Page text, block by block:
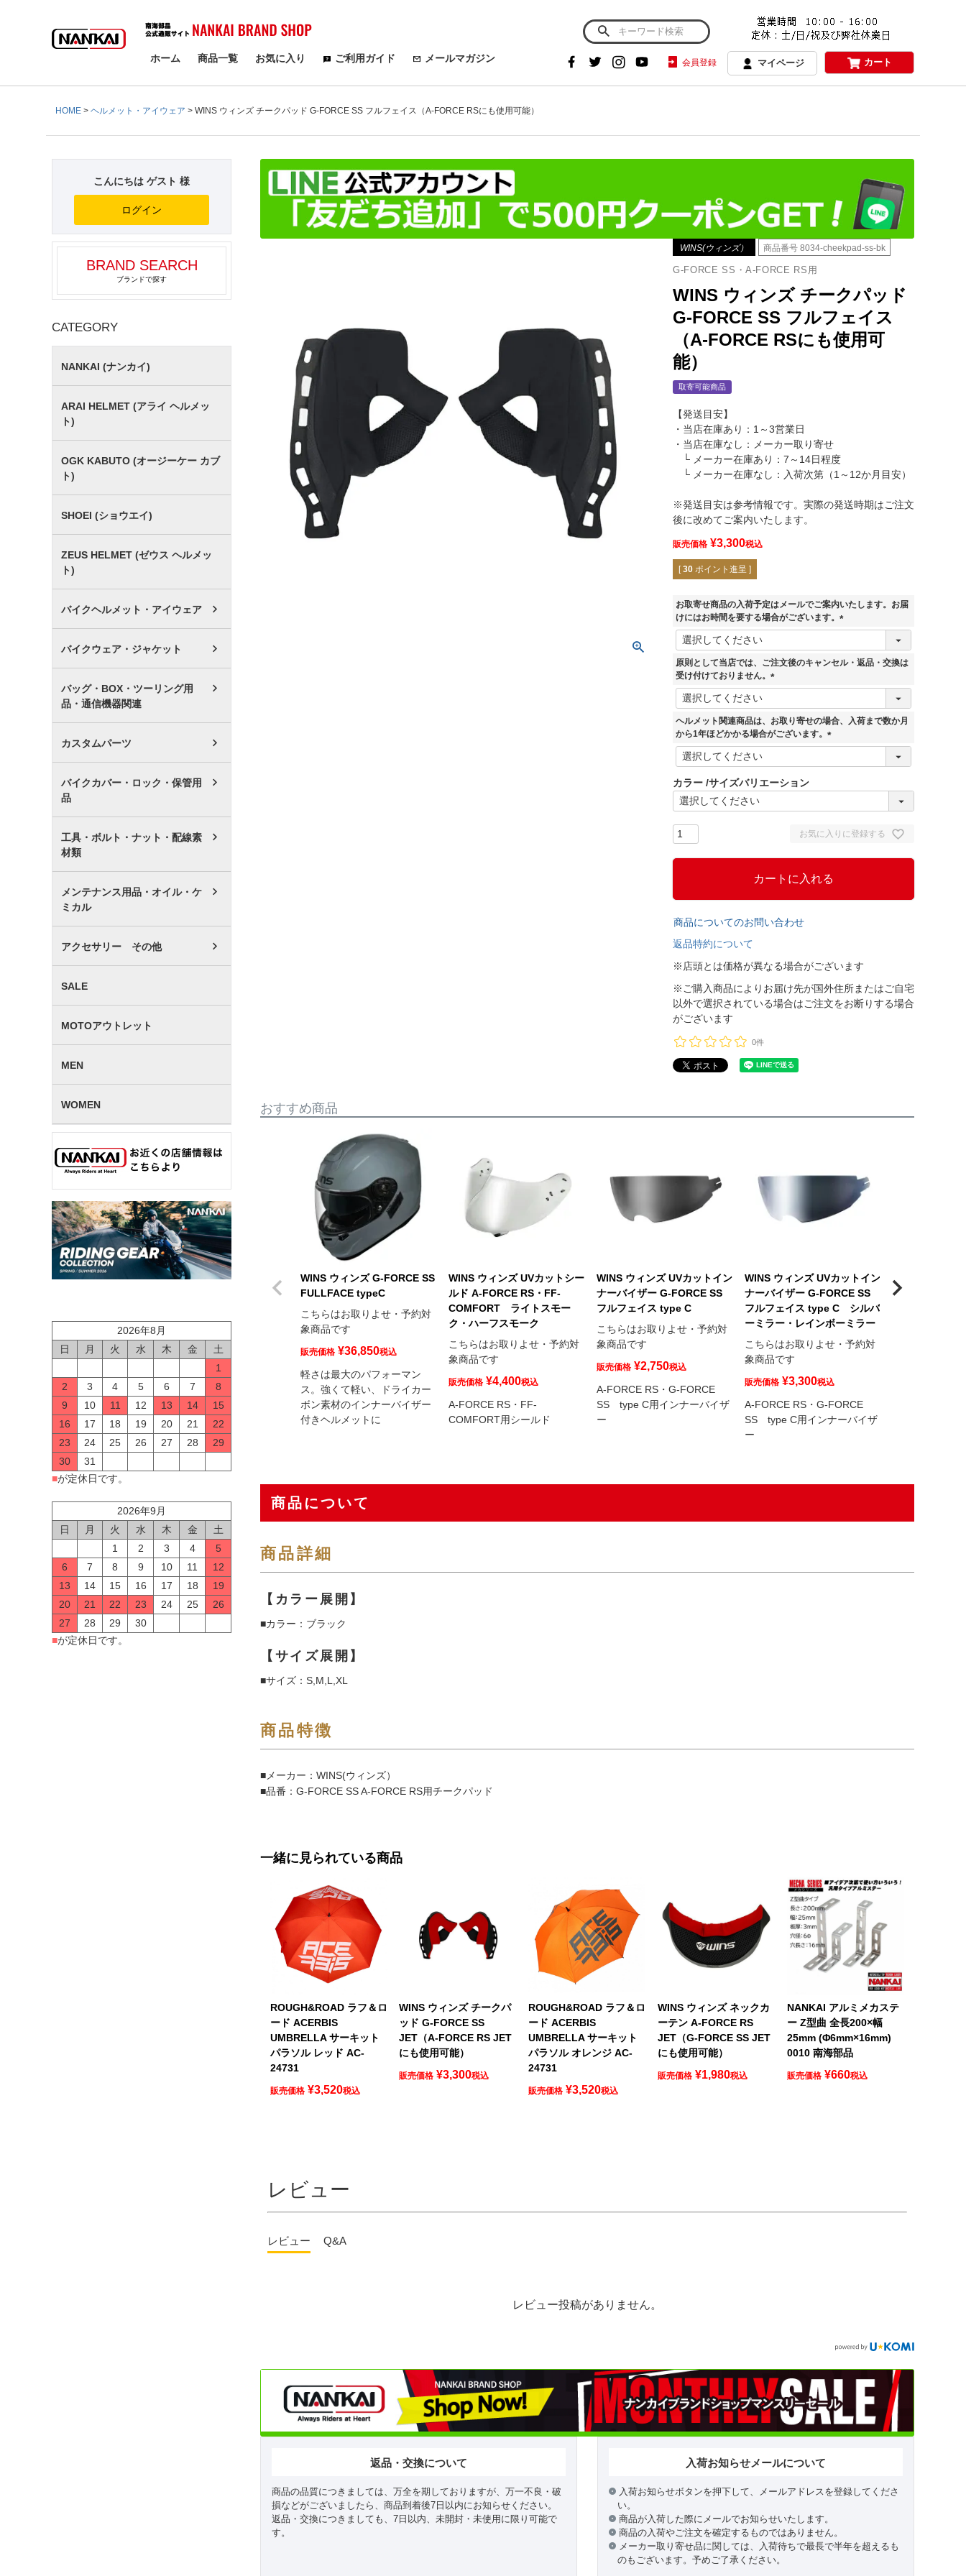
検索
ホーム 商品一覧 お気に入り ご利用ガイド メールマガジン 会員登録 マイページ カート
HOME ヘルメット・アイウェア WINS ウィンズ チークパッド G-FORCE SS フルフェイス（A-FORCE RSにも使用可能）
こんにちは ゲスト 様
ログイン
BRAND SEARCH
ブランドで探す
CATEGORY
NANKAI (ナンカイ)
ARAI HELMET (アライ ヘルメッ
ト)
OGK KABUTO (オージーケー カブ
ト)
SHOEI (ショウエイ)
ZEUS HELMET (ゼウス ヘルメッ
ト)
バイクヘルメット・アイウェア
バイクウェア・ジャケット
バッグ・BOX・ツーリング用
品・通信機器関連
カスタムパーツ
バイクカバー・ロック・保管用
品
工具・ボルト・ナット・配線素
材類
メンテナンス用品・オイル・ケ
ミカル
アクセサリー その他
SALE
MOTOアウトレット
MEN
WOMEN
2026年8月
日
月 火 水 木 金
土
1
2
3 4 5 6 7
8
9
10 11 12 13 14
15
16
17 18 19 20 21
22
23
24 25 26 27 28
29
30
31
■が定休日です。
2026年9月
日
月 火 水 木 金
土
1
2 3 4
5
6
7 8 9 10 11
12
13
14 15 16 17 18
19
20
21 22 23 24 25
26
27
28 29
30
■が定休日です。
WINS(ウィンズ） 商品番号 8034-cheekpad-ss-bk
G-FORCE SS・A-FORCE RS用
WINS ウィンズ チークパッド
G-FORCE SS フルフェイス
（A-FORCE RSにも使用可
能）
取寄可能商品
【発送目安】
・当店在庫あり：1～3営業日
・当店在庫なし：メーカー取り寄せ
└ メーカー在庫あり：7～14日程度
└ メーカー在庫なし：入荷次第（1～12か月目安）
※発送目安は参考情報です。実際の発送時期はご注文
後に改めてご案内いたします。
販売価格 ¥3,300税込
[ 30 ポイント進呈 ]
お取寄せ商品の入荷予定はメールでご案内いたします。お届
けにはお時間を要する場合がございます。
(
須
原則として当店では、ご注文後のキャンセル・返品・交換は
受け付けておりません。
(
須
)
ヘルメット関連商品は、お取り寄せの場合、入荷まで数か月
から1年ほどかかる場合がございます。
(
)
カラー サイズバリエーション
お気に入りに登録する
カートに入れる
商品についてのお問い合わせ
返品特約について
※店頭とは価格が異なる場合がございます
※ご購入商品によりお届け先が国外住所またはご自宅
以外で選択されている場合はご注文をお断りする場合
がございます
0件
おすすめ商品
WINS ウィンズ G-FORCE SS
FULLFACE typeC
こちらはお取りよせ・予約対
象商品です
販売価格 ¥36,850税込
軽さは最大のパフォーマン
ス。強くて軽い、ドライカー
ボン素材のインナーバイザー
付きヘルメットに
WINS ウィンズ UVカットシー
ルド A-FORCE RS・FF-
COMFORT ライトスモー
ク・ハーフスモーク
こちらはお取りよせ・予約対
象商品です
販売価格 ¥4,400税込
A-FORCE RS・FF-
COMFORT用シールド
WINS ウィンズ UVカットイン
ナーバイザー G-FORCE SS
フルフェイス type C
こちらはお取りよせ・予約対
象商品です
販売価格 ¥2,750税込
A-FORCE RS・G-FORCE
SS type C用インナーバイザ
ー
WINS ウィンズ UVカットイン
ナーバイザー G-FORCE SS
フルフェイス type C シルバ
ーミラー・レインボーミラー
こちらはお取りよせ・予約対
象商品です
販売価格 ¥3,300税込
A-FORCE RS・G-FORCE
SS type C用インナーバイザ
ー
商品について
商品詳細
【カラー展開】
■カラー：ブラック
【サイズ展開】
■サイズ：S,M,L,XL
商品特徴
■メーカー：WINS(ウィンズ）
■品番：G-FORCE SS A-FORCE RS用チークパッド
一緒に見られている商品
ROUGH&ROAD ラフ＆ロ
ード ACERBIS
UMBRELLA サーキット
パラソル レッド AC-
24731
販売価格 ¥3,520税込
WINS ウィンズ チークパ
ッド G-FORCE SS
JET（A-FORCE RS JET
にも使用可能）
販売価格 ¥3,300税込
ROUGH&ROAD ラフ＆ロ
ード ACERBIS
UMBRELLA サーキット
パラソル オレンジ AC-
24731
販売価格 ¥3,520税込
WINS ウィンズ ネックカ
ーテン A-FORCE RS
JET（G-FORCE SS JET
にも使用可能）
販売価格 ¥1,980税込
NANKAI アルミメカステ
ー Z型曲 全長200×幅
25mm (Φ6mm×16mm)
0010 南海部品
販売価格 ¥660税込
レビュー
レビュー Q&A
レビュー投稿がありません。
返品・交換について
商品の品質につきましては、万全を期しておりますが、万一不良・破
損などがございましたら、商品到着後7日以内にお知らせください。
返品・交換につきましても、7日以内、未開封・未使用に限り可能で
す。
入荷お知らせメールについて
入荷お知らせボタンを押下して、メールアドレスを登録してくださ
い。
商品が入荷した際にメールでお知らせいたします。
商品の入荷やご注文を確定するものではありません。
メーカー取り寄せ品に関しては、入荷待ちで最長で半年を超えるも
のもございます。予めご了承ください。